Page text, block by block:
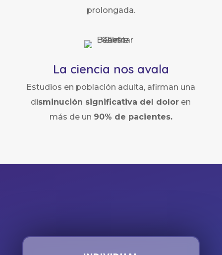
prolongada.
La ciencia nos avala
Estudios en población adulta, afirman una
disminución significativa del dolor en
más de un 90% de pacientes.